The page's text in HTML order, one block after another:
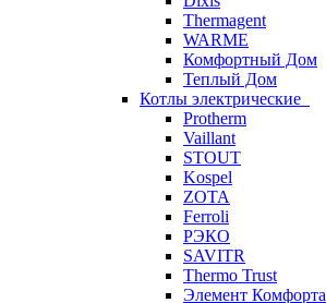
Thermagent
WARME
Комфортный Дом
Теплый Дом
Котлы электрические
Protherm
Vaillant
STOUT
Kospel
ZOTA
Ferroli
РЭКО
SAVITR
Thermo Trust
Элемент Комфорта